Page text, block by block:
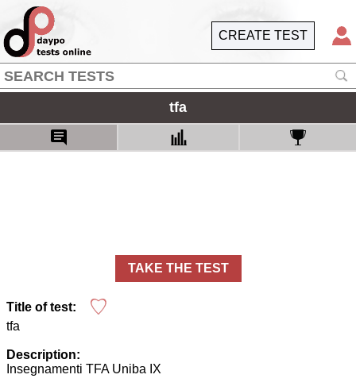
CREATE TEST
tfa
TAKE THE TEST
Title of test:
tfa
Description:
Insegnamenti TFA Uniba IX